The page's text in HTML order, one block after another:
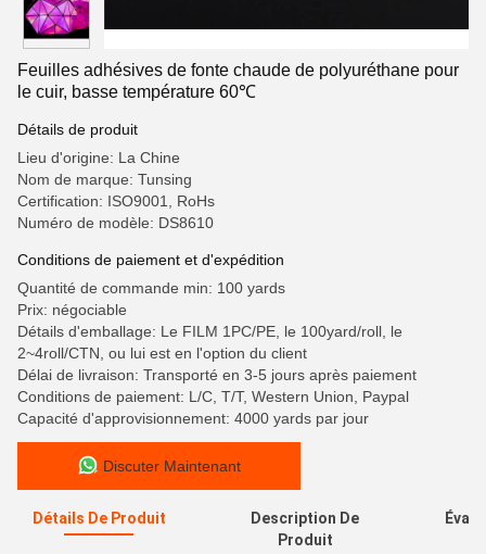
Feuilles adhésives de fonte chaude de polyuréthane pour
le cuir, basse température 60℃
Détails de produit
Lieu d'origine: La Chine
Nom de marque: Tunsing
Certification: ISO9001, RoHs
Numéro de modèle: DS8610
Conditions de paiement et d'expédition
Quantité de commande min: 100 yards
Prix: négociable
Détails d'emballage: Le FILM 1PC/PE, le 100yard/roll, le
2~4roll/CTN, ou lui est en l'option du client
Délai de livraison: Transporté en 3-5 jours après paiement
Conditions de paiement: L/C, T/T, Western Union, Paypal
Capacité d'approvisionnement: 4000 yards par jour
Discuter Maintenant
Détails De Produit
Description De
Produit